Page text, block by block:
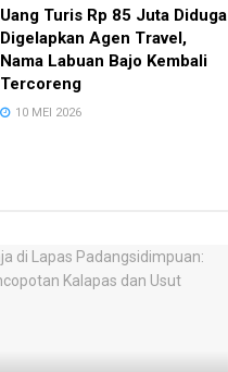
Uang Turis Rp 85 Juta Diduga
Digelapkan Agen Travel,
Nama Labuan Bajo Kembali
Tercoreng
10 MEI 2026